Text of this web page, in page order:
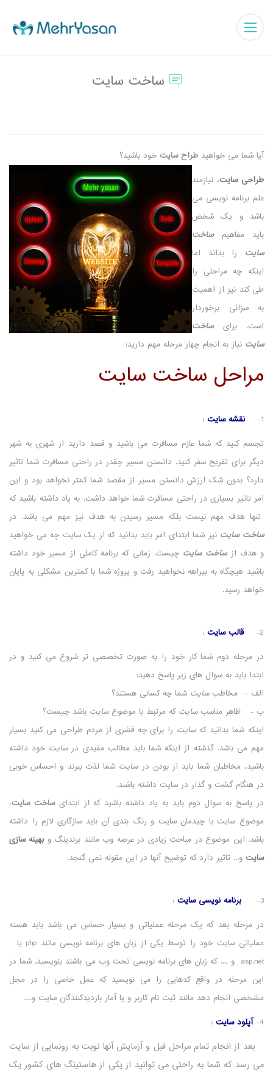
ساخت سایت
آیا شما می خواهید طراح سایت خود باشید؟
طراحی سایت، نیازمند
علم برنامه نویسی می
باشد و یک شخص
باید مفاهیمساخت
سایت را بداند اما
اینکه چه مراحلی را
طی کند نیز از اهمیت
به سزائی برخوردار
است. برایساخت
سایت نیاز به انجام چهار مرحله مهم دارید:
مراحل ساخت سایت
1- نقشه سایت :
تجسم کنید که شما عازم مسافرت می باشید و قصد دارید از شهری به شهر
دیگر برای تفریح سفر کنید. دانستن مسیر چقدر در راحتی مسافرت شما تاثیر
دارد؟ بدون شک ارزش دانستن مسیر از مقصد شما کمتر نخواهد بود و این
امر تاثیر بسیاری در راحتی مسافرت شما خواهد داشت. به یاد داشته باشید که
تنها هدف مهم نیست بلکه مسیر رسیدن به هدف نیز مهم می باشد. در
ساخت سایت نیز شما ابتدای امر باید بدانید که از یک سایت چه می خواهید
و هدف ازساخت سایت چیست. زمانی که برنامه کاملی از مسیر خود داشته
باشید هیچگاه به بیراهه نخواهید رفت و پروژه شما با کمترین مشکلی به پایان
خواهد رسید.
2- قالب سایت :
در مرحله دوم شما کار خود را به صورت تخصصی تر شروع می کنید و در
ابتدا باید به سوال های زیر پاسخ دهید:
الف – مخاطبسایت شما چه کسانی هستند؟
ب - ظاهر مناسبسایت که مرتبط با موضوعسایت باشد چیست؟
اینکه شما بدانید کهسایت را برای چه قشری از مردم طراحی می کنید بسیار
مهم می باشد. گذشته از اینکه شما باید مطالب مفیدی درسایت خود داشته
باشید، مخاطبان شما باید از بودن درسایت شما لذت ببرند و احساس خوبی
در هنگام گشت و گذار در سایت داشته باشند.
در پاسخ به سوال دوم باید به یاد داشته باشید که از ابتدایساخت سایت،
موضوع سایت با چیدمان سایت و رنگ بندی آن باید سازگاری لازم را داشته
باشد. این موضوع در مباحث زیادی در عرصه وب مانند برندینگ و بهینه سازی
سایت و... تاثیر دارد که توضیح آنها در این مقوله نمی گنجد.
3- برنامه نویسی سایت :
در مرحله بعد که یک مرحله عملیاتی و بسیار حساس می باشد باید هسته
عملیاتی سایت خود را توسط یکی از زبان های برنامه نویسی مانند php یا
asp.net و .... که زبان های برنامه نویسی تحت وب می باشند بنویسید. شما در
این مرحله در واقع کدهایی را می نویسید که عمل خاصی را در محل
مشخصی انجام دهد مانند ثبت نام کاربر و یا آمار بازدیدکنندگان سایت و....
4- آپلود سایت :
بعد از انجام تمام مراحل قبل و آزمایش آنها نوبت به رونمایی از سایت
می رسد که شما به راحتی می توانید از یکی از هاستینگ های کشور یک